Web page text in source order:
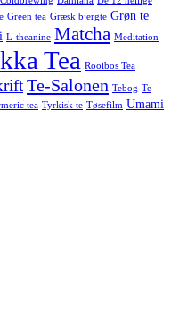
Green tea Græsk bjergte Grøn te
L-theanine Matcha Meditation
Tea Rooibos Tea
Te-Salonen Tebog Te
tea Tyrkisk te Tøsefilm Umami